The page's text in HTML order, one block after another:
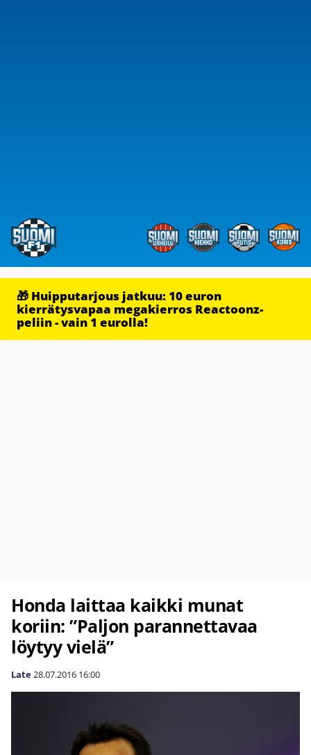
🎁 Huipputarjous jatkuu: 10 euron
kierrätysvapaa megakierros Reactoonz-
peliin - vain 1 eurolla!
Honda laittaa kaikki munat
koriin: ”Paljon parannettavaa
löytyy vielä”
Late28.07.2016 16:00